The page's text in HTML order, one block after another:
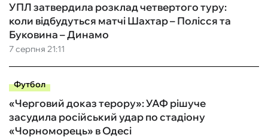
7 серпня 21:11
УПЛ затвердила розклад четвертого туру:
коли відбудуться матчі Шахтар – Полісся та
Буковина – Динамо
Футбол
«Черговий доказ терору»: УАФ рішуче
засудила російський удар по стадіону
«Чорноморець» в Одесі